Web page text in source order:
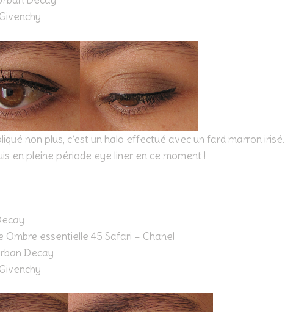
non plus, c’est un halo effectué avec un fard marron irisé.
en pleine période eye liner en ce moment !
Ombre essentielle 45 Safari – Chanel
Decay